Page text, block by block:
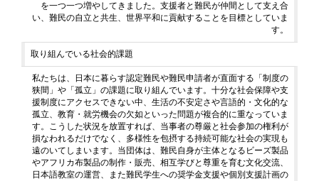
を一つ一つ増やしてきました。支援者と難民が仲間として支え合
い、難民の自立と共生、世界平和に貢献することを目標としていま
す。
取り組んでいる社会的課題
私たちは、日本に暮らす認定難民や難民申請者が直面する「制度の
狭間」や「孤立」の課題に取り組んでいます。十分な社会保障や支
援制度にアクセスできない中、生活の不安定さや言語的・文化的な
孤立、教育・就労機会の欠如といった問題が複合的に重なっていま
す。こうした状況を放置すれば、当事者の尊厳と社会参加の権利が
損なわれるだけでなく、多様性を包摂する持続可能な社会の実現も
遠のいてしまいます。当団体は、難民自身が主体となるビーズ製品
やアフリカ布製品の制作・販売、相互学びと尊重を育む文化交流、
日本語教室の運営、また難民学生への奨学金支援や個別支援計画の